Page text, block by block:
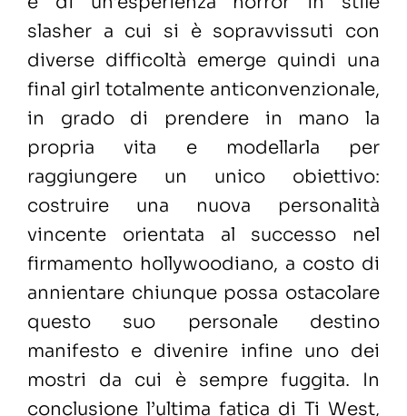
slasher a cui si è sopravvissuti con
diverse difficoltà emerge quindi una
final girl totalmente anticonvenzionale,
in grado di prendere in mano la
propria vita e modellarla per
raggiungere un unico obiettivo:
costruire una nuova personalità
vincente orientata al successo nel
firmamento hollywoodiano, a costo di
annientare chiunque possa ostacolare
questo suo personale destino
manifesto e divenire infine uno dei
mostri da cui è sempre fuggita. In
conclusione l’ultima fatica di Ti West,